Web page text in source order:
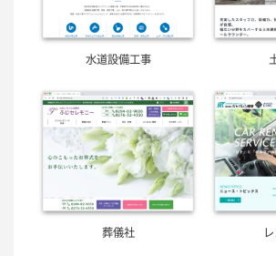
水道設備工事
葬儀社